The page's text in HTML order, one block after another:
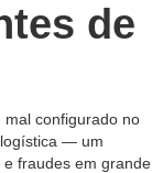
de
mal configurado no
— um
fraudes em grande